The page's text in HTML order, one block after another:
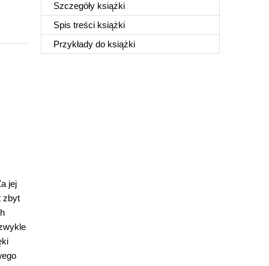
Szczegóły książki
Spis treści książki
Przykłady do książki
jej
zbyt